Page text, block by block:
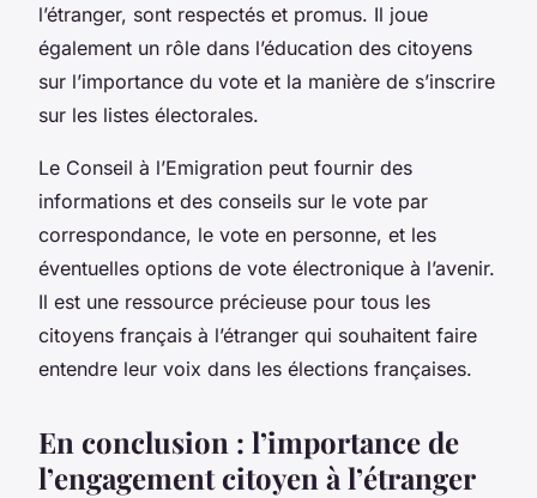
l’étranger, sont respectés et promus. Il joue
également un rôle dans l’éducation des citoyens
sur l’importance du vote et la manière de s’inscrire
sur les listes électorales.
Le Conseil à l’Emigration peut fournir des
informations et des conseils sur le vote par
correspondance, le vote en personne, et les
éventuelles options de vote électronique à l’avenir.
Il est une ressource précieuse pour tous les
citoyens français à l’étranger qui souhaitent faire
entendre leur voix dans les élections françaises.
En conclusion : l’importance de
l’engagement citoyen à l’étranger